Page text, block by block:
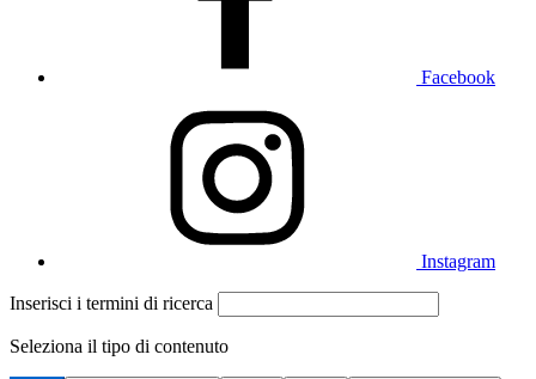
Facebook
Instagram
Inserisci i termini di ricerca
Seleziona il tipo di contenuto